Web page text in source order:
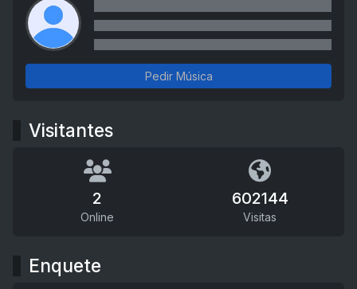
Pedir Música
Visitantes
2
Online
602144
Visitas
Enquete